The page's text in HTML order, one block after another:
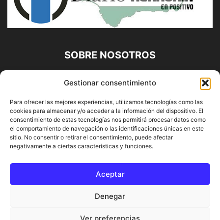
Gestionar consentimiento
Para ofrecer las mejores experiencias, utilizamos tecnologías como las
cookies para almacenar y/o acceder a la información del dispositivo. El
consentimiento de estas tecnologías nos permitirá procesar datos como
el comportamiento de navegación o las identificaciones únicas en este
sitio. No consentir o retirar el consentimiento, puede afectar
negativamente a ciertas características y funciones.
Aceptar
Denegar
Ver preferencias
SOBRE NOSOTROS
Diario Alhaurín (www.alhaurindelatorre.com) Propiedad de
Francisco E. López López | 639 95 71 95 | Noticias de
Alhaurín de la Torre, Málaga y Provincia|
Contáctanos:info@alhaurindelatorre.com
SÍGUENOS
© DIARIO ALHAURÍN | Diseñado por INFORMÁTICA ALHAURÍN